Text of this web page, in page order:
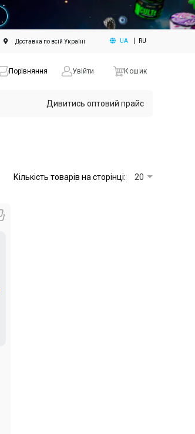
Доставка по всій Україні UA RU
Порівняння Увійти Кошик
Дивитись оптовий прайс
Кількість товарів на сторінці: 20